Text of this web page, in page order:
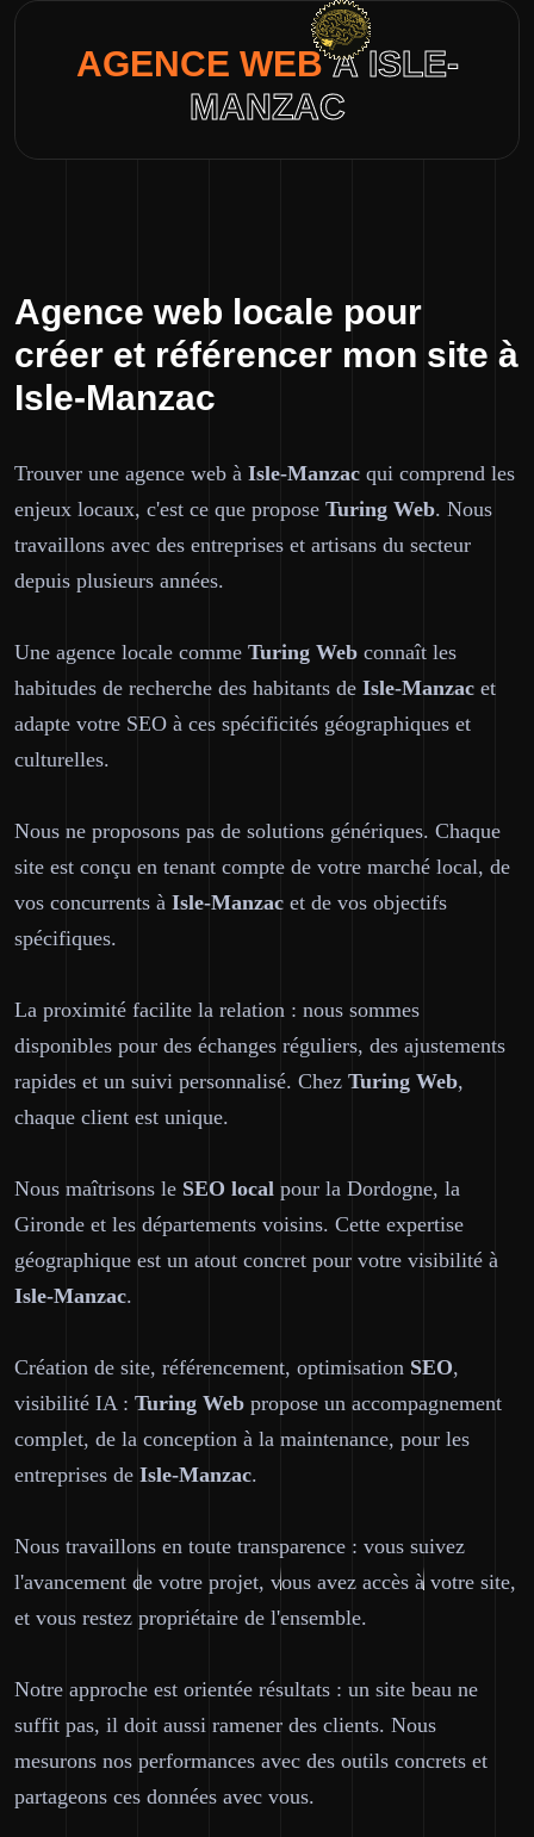
AGENCE WEBÀ ISLE-
MANZAC
Agence web locale pour
créer et référencer mon site à
Isle-Manzac
Trouver une agence web à Isle-Manzac qui comprend les
enjeux locaux, c'est ce que propose Turing Web. Nous
travaillons avec des entreprises et artisans du secteur
depuis plusieurs années.
Une agence locale comme Turing Web connaît les
habitudes de recherche des habitants de Isle-Manzac et
adapte votre SEO à ces spécificités géographiques et
culturelles.
Nous ne proposons pas de solutions génériques. Chaque
site est conçu en tenant compte de votre marché local, de
vos concurrents à Isle-Manzac et de vos objectifs
spécifiques.
La proximité facilite la relation : nous sommes
disponibles pour des échanges réguliers, des ajustements
rapides et un suivi personnalisé. Chez Turing Web,
chaque client est unique.
Nous maîtrisons le SEO local pour la Dordogne, la
Gironde et les départements voisins. Cette expertise
géographique est un atout concret pour votre visibilité à
Isle-Manzac.
Création de site, référencement, optimisation SEO,
visibilité IA : Turing Web propose un accompagnement
complet, de la conception à la maintenance, pour les
entreprises de Isle-Manzac.
Nous travaillons en toute transparence : vous suivez
l'avancement de votre projet, vous avez accès à votre site,
et vous restez propriétaire de l'ensemble.
Notre approche est orientée résultats : un site beau ne
suffit pas, il doit aussi ramener des clients. Nous
mesurons nos performances avec des outils concrets et
partageons ces données avec vous.